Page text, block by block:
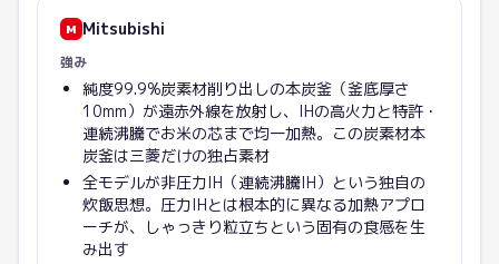
M Mitsubishi
強み
純度99.9%炭素材削り出しの本炭釜（釜底厚さ
10mm）が遠赤外線を放射し、IHの高火力と特許・
連続沸騰でお米の芯まで均一加熱。この炭素材本
炭釜は三菱だけの独占素材
全モデルが非圧力IH（連続沸騰IH）という独自の
炊飯思想。圧力IHとは根本的に異なる加熱アプロ
ーチが、しゃっきり粒立ちという固有の食感を生
み出す